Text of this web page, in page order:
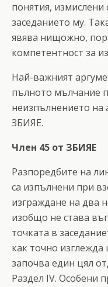
понятия,
заседанието му.
явява нищожно,
компетентност за
Най-важният
пълното мълчание
неизпълнението на
ЗБИЯЕ.
Член 45 от ЗБИЯЕ
Разпоредбите на
са изпълнени при
изграждане на два
изобщо не става
точката в
как точно изглежда
започва един цял
Раздел IV. Особени